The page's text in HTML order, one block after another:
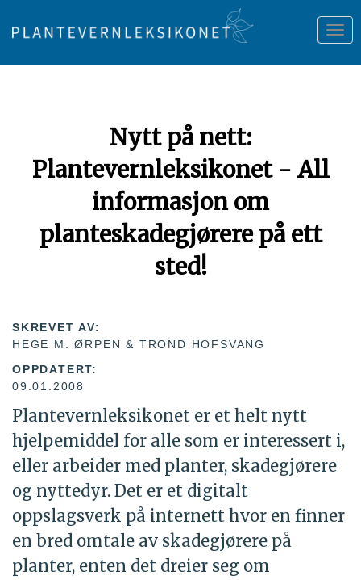
Nytt på nett:
Plantevernleksikonet - All
informasjon om
planteskadegjørere på ett
sted!
SKREVET AV:
HEGE M. ØRPEN & TROND HOFSVANG
OPPDATERT:
09.01.2008
Plantevernleksikonet er et helt nytt
hjelpemiddel for alle som er interessert i,
eller arbeider med planter, skadegjørere
og nyttedyr. Det er et digitalt
oppslagsverk på internett hvor en finner
en bred omtale av skadegjørere på
planter, enten det dreier seg om